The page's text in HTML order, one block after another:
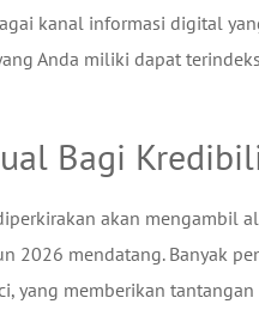
kanal informasi digital
Anda miliki dapat
Bagi
akan mengambil
2026 mendatang. Banyak
yang memberikan